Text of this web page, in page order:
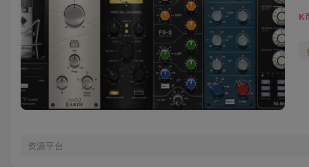
K
资源平台
温馨提
再下单。
1.本站